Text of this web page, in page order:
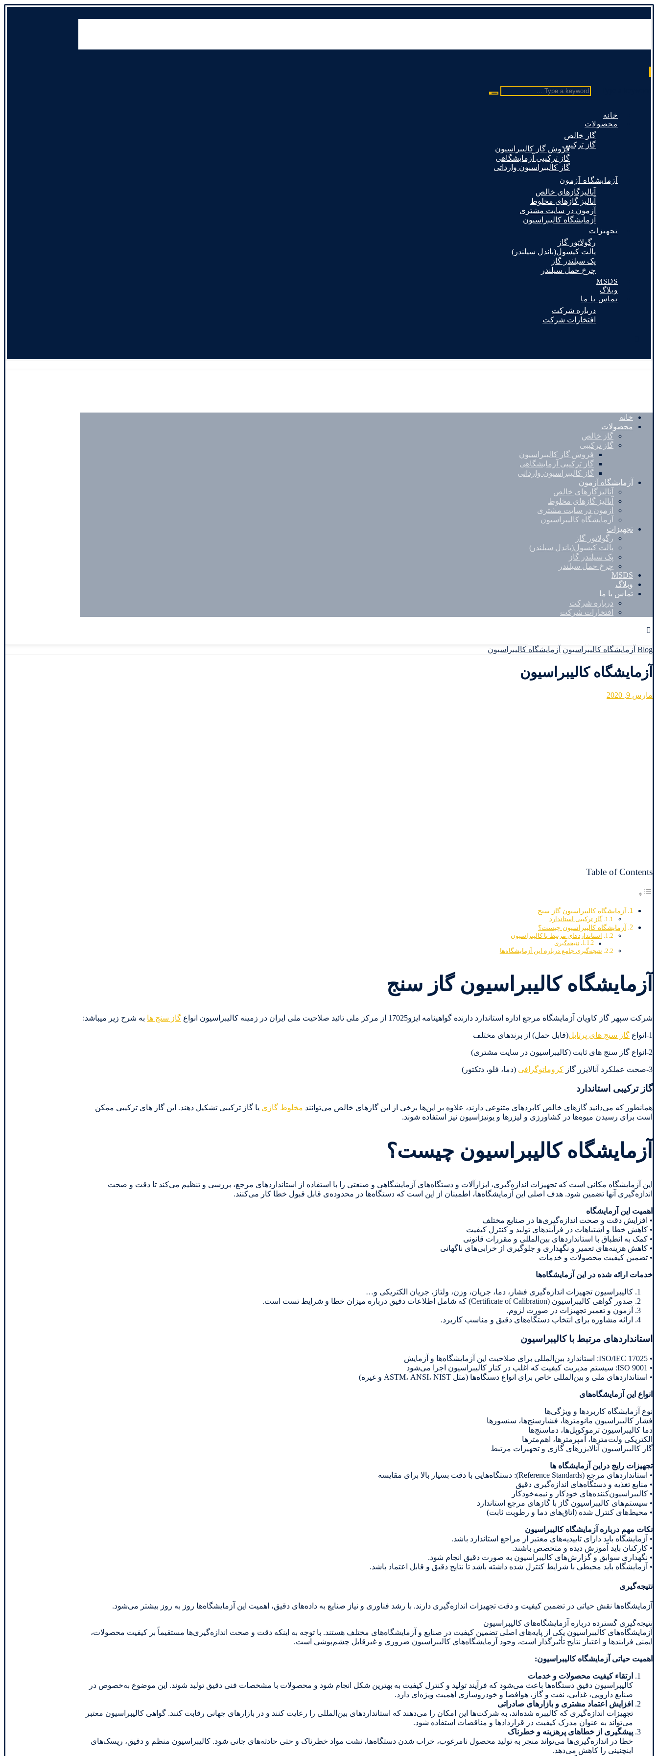
خانه
محصولات
گاز خالص
گاز ترکیبیفروش گاز کالیبراسیون
گاز ترکیبی آزمایشگاهی
گاز کالیبراسیون وارداتی
آزمایشگاه آزمون
آنالیزگازهای خالص
آنالیز گازهای مخلوط
آزمون در سایت مشتری
آزمایشگاه کالیبراسیون
تجهیزات
رگولاتور گاز
پالت کپسول(باندل سیلندر)
پک سیلندر گاز
چرخ حمل سیلندر
MSDS
وبلاگ
تماس با ما
درباره شرکت
افتخارات شرکت
خانه
محصولات
گاز خالص
گاز ترکیبی
فروش گاز کالیبراسیون
گاز ترکیبی آزمایشگاهی
گاز کالیبراسیون وارداتی
آزمایشگاه آزمون
آنالیزگازهای خالص
آنالیز گازهای مخلوط
آزمون در سایت مشتری
آزمایشگاه کالیبراسیون
تجهیزات
رگولاتور گاز
پالت کپسول(باندل سیلندر)
پک سیلندر گاز
چرخ حمل سیلندر
MSDS
وبلاگ
تماس با ما
درباره شرکت
افتخارات شرکت
Blog آزمایشگاه کالیبراسیون آزمایشگاه کالیبراسیون
آزمایشگاه کالیبراسیون
مارس 9, 2020
Table of Contents
آزمایشگاه کالیبراسیون گاز سنج
گاز ترکیبی استاندارد
آزمایشگاه کالیبراسیون چیست؟
استانداردهای مرتبط با کالیبراسیون
نتیجه‌گیری
نتیجه‌گیری جامع درباره این آزمایشگاه‌ها
آزمایشگاه کالیبراسیون گاز سنج
شرکت سپهر گاز کاویان آزمایشگاه مرجع اداره استاندارد دارنده گواهینامه ایزو17025 از مرکز ملی تائید صلاحیت ملی ایران در زمینه کالیبراسیون انواع گاز سنج ها به شرح زیر میباشد:
1-انواع گاز سنج های پرتابل(قابل حمل) از برندهای مختلف
2-انواع گاز سنج های ثابت (کالیبراسیون در سایت مشتری)
3-صحت عملکرد آنالایزر گاز کروماتوگرافی (دما، فلو، دتکتور)
گاز ترکیبی استاندارد
همانطور که می‌دانید گازهای خالص کابرد‌های متنوعی دارند، علاوه بر این‌ها برخی از این گازهای خالص می‌توانند مخلوط گازی یا گاز ترکیبی تشکیل دهند. این گاز های ترکیبی ممکن
است برای رسیدن میوه‌ها در کشاورزی و لیزرها و یونیزاسیون نیز استفاده شوند.
آزمایشگاه کالیبراسیون چیست؟
این آزمایشگاه مکانی است که تجهیزات اندازه‌گیری، ابزارآلات و دستگاه‌های آزمایشگاهی و صنعتی را با استفاده از استانداردهای مرجع، بررسی و تنظیم می‌کند تا دقت و صحت
اندازه‌گیری آنها تضمین شود. هدف اصلی این آزمایشگاه‌ها، اطمینان از این است که دستگاه‌ها در محدوده‌ی قابل قبول خطا کار می‌کنند.
اهمیت این آزمایشگاه
• افزایش دقت و صحت اندازه‌گیری‌ها در صنایع مختلف
• کاهش خطا و اشتباهات در فرآیندهای تولید و کنترل کیفیت
• کمک به انطباق با استانداردهای بین‌المللی و مقررات قانونی
• کاهش هزینه‌های تعمیر و نگهداری و جلوگیری از خرابی‌های ناگهانی
• تضمین کیفیت محصولات و خدمات
خدمات ارائه شده در این آزمایشگاه‌ها
کالیبراسیون تجهیزات اندازه‌گیری فشار، دما، جریان، وزن، ولتاژ، جریان الکتریکی و…
صدور گواهی کالیبراسیون (Certificate of Calibration) که شامل اطلاعات دقیق درباره میزان خطا و شرایط تست است.
آزمون و تعمیر تجهیزات در صورت لزوم.
ارائه مشاوره برای انتخاب دستگاه‌های دقیق و مناسب کاربرد.
استانداردهای مرتبط با کالیبراسیون
• ISO/IEC 17025: استاندارد بین‌المللی برای صلاحیت این آزمایشگاه‌ها و آزمایش
• ISO 9001: سیستم مدیریت کیفیت که اغلب در کنار کالیبراسیون اجرا می‌شود
• استانداردهای ملی و بین‌المللی خاص برای انواع دستگاه‌ها (مثل ASTM، ANSI، NIST و غیره)
انواع این آزمایشگاه‌های
نوع آزمایشگاه کاربردها و ویژگی‌ها
فشار کالیبراسیون مانومترها، فشارسنج‌ها، سنسورها
دما کالیبراسیون ترموکوپل‌ها، دماسنج‌ها
الکتریکی ولت‌مترها، آمپرمترها، اهم‌مترها
گاز کالیبراسیون آنالایزرهای گازی و تجهیزات مرتبط
تجهیزات رایج دراین آزمایشگاه ها
• استانداردهای مرجع (Reference Standards): دستگاه‌هایی با دقت بسیار بالا برای مقایسه
• منابع تغذیه و دستگاه‌های اندازه‌گیری دقیق
• کالیبراسیون‌کننده‌های خودکار و نیمه‌خودکار
• سیستم‌های کالیبراسیون گاز با گازهای مرجع استاندارد
• محیط‌های کنترل شده (اتاق‌های دما و رطوبت ثابت)
نکات مهم درباره آزمایشگاه کالیبراسیون
• آزمایشگاه باید دارای تاییدیه‌های معتبر از مراجع استاندارد باشد.
• کارکنان باید آموزش دیده و متخصص باشند.
• نگهداری سوابق و گزارش‌های کالیبراسیون به صورت دقیق انجام شود.
• آزمایشگاه باید محیطی با شرایط کنترل شده داشته باشد تا نتایج دقیق و قابل اعتماد باشد.
نتیجه‌گیری
آزمایشگاه‌ها نقش حیاتی در تضمین کیفیت و دقت تجهیزات اندازه‌گیری دارند. با رشد فناوری و نیاز صنایع به داده‌های دقیق، اهمیت این آزمایشگاه‌ها روز به روز بیشتر می‌شود.
نتیجه‌گیری گسترده درباره آزمایشگاه‌های کالیبراسیون
آزمایشگاه‌های کالیبراسیون یکی از پایه‌های اصلی تضمین کیفیت در صنایع و آزمایشگاه‌های مختلف هستند. با توجه به اینکه دقت و صحت اندازه‌گیری‌ها مستقیماً بر کیفیت محصولات،
ایمنی فرایندها و اعتبار نتایج تأثیرگذار است، وجود آزمایشگاه‌های کالیبراسیون ضروری و غیرقابل چشم‌پوشی است.
اهمیت حیاتی آزمایشگاه کالیبراسیون:
ارتقاء کیفیت محصولات و خدمات
کالیبراسیون دقیق دستگاه‌ها باعث می‌شود که فرآیند تولید و کنترل کیفیت به بهترین شکل انجام شود و محصولات با مشخصات فنی دقیق تولید شوند. این موضوع به‌خصوص در
صنایع دارویی، غذایی، نفت و گاز، هوافضا و خودروسازی اهمیت ویژه‌ای دارد.
افزایش اعتماد مشتری و بازارهای صادراتی
تجهیزات اندازه‌گیری که کالیبره شده‌اند، به شرکت‌ها این امکان را می‌دهند که استانداردهای بین‌المللی را رعایت کنند و در بازارهای جهانی رقابت کنند. گواهی کالیبراسیون معتبر
می‌تواند به عنوان مدرک کیفیت در قراردادها و مناقصات استفاده شود.
پیشگیری از خطاهای پرهزینه و خطرناک
خطا در اندازه‌گیری‌ها می‌تواند منجر به تولید محصول نامرغوب، خراب شدن دستگاه‌ها، نشت مواد خطرناک و حتی حادثه‌های جانی شود. کالیبراسیون منظم و دقیق، ریسک‌های
اینچنینی را کاهش می‌دهد.